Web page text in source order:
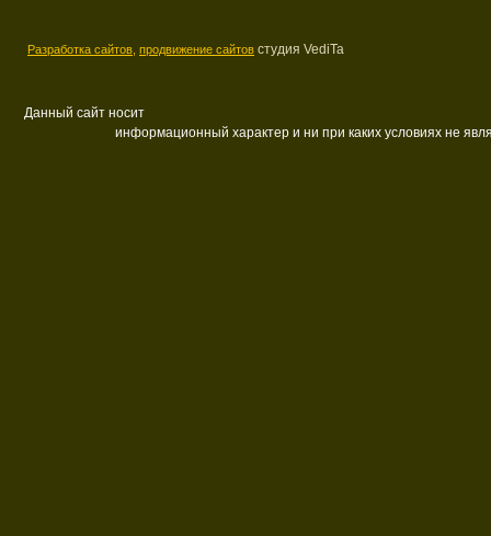
Разработка сайтов, продвижение сайтов студия VediTa
Данный сайт носит
информационный характер и ни при каких условиях не